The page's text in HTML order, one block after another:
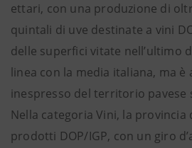
ettari, con una produzione di
quintali di uve destinate a vini
delle superfici vitate nell’ultimo
linea con la media italiana, ma è
inespresso del territorio pavese
Nella categoria Vini, la provincia
prodotti DOP/IGP, con un giro